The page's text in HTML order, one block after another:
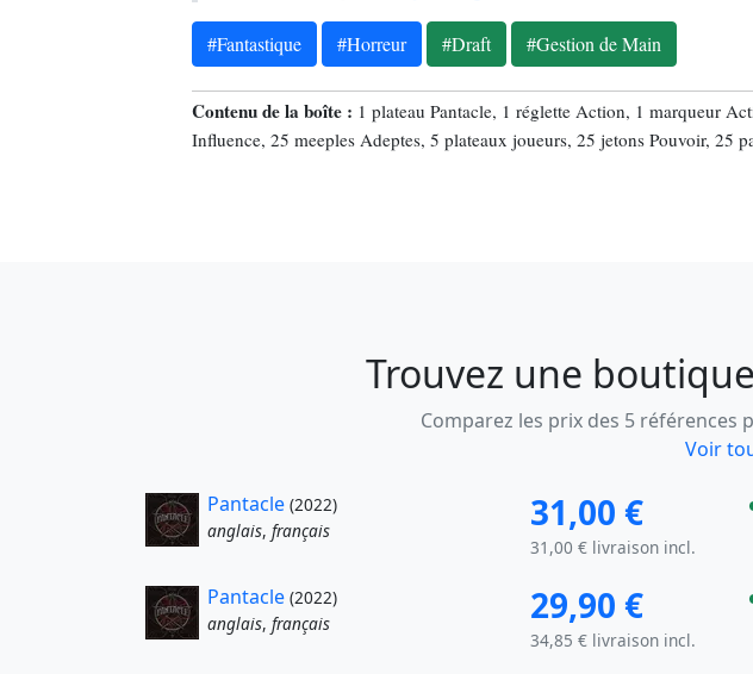
#Fantastique #Horreur #Draft #Gestion de Main
Contenu de la boîte : 1 plateau Pantacle, 1 réglette Action, 1 marqueur
Influence, 25 meeples Adeptes, 5 plateaux joueurs, 25 jetons Pouvoir, 25
Trouvez une
Comparez les prix des 5
Voir
Pantacle (2022)
anglais, français 31,00 €
31,00 € livraison incl.
Pantacle (2022)
anglais, français 29,90 €
34,85 € livraison incl.